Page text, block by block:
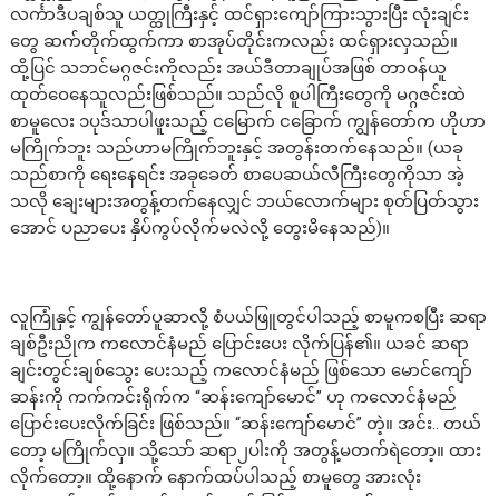
လင်္ကာဒီပချစ်သူ ယတ္ထုကြီးနှင့် ထင်ရှားကျော်ကြားသွားပြီး လုံးချင်း
တွေ ဆက်တိုက်ထွက်ကာ စာအုပ်တိုင်းကလည်း ထင်ရှားလှသည်။
ထို့ပြင် သဘင်မဂ္ဂဇင်းကိုလည်း အယ်ဒီတာချုပ်အဖြစ် တာဝန်ယူ
ထုတ်ဝေနေသူလည်းဖြစ်သည်။ သည်လို စူပါကြီးတွေကို မဂ္ဂဇင်းထဲ
စာမူလေး ၁ပုဒ်သာပါဖူးသည့် ငမြောက် ငခြောက် ကျွန်တော်က ဟိုဟာ
မကြိုက်ဘူး သည်ဟာမကြိုက်ဘူးနှင့် အတွန်းတက်နေသည်။ (ယခု
သည်စာကို ရေးနေရင်း အခုခေတ် စာပေဆယ်လီကြီးတွေကိုသာ အဲ့
သလို ချေးများအတွန့်တက်နေလျှင် ဘယ်လောက်များ စုတ်ပြတ်သွား
အောင် ပညာပေး နှိပ်ကွပ်လိုက်မလဲလို့ တွေးမိနေသည်)။
လူကြုံနှင့် ကျွန်တော်ပူဆာလို့ စံပယ်ဖြူတွင်ပါသည့် စာမူကစပြီး ဆရာ
ချစ်ဦးညိုက ကလောင်နံမည် ပြောင်းပေး လိုက်ပြန်၏။ ယခင် ဆရာ
ချင်းတွင်းချစ်သွေး ပေးသည့် ကလောင်နံမည် ဖြစ်သော မောင်ကျော်
ဆန်းကို ကက်ကင်းရိုက်က “ဆန်းကျော်မောင်” ဟု ကလောင်နံမည်
ပြောင်းပေးလိုက်ခြင်း ဖြစ်သည်။ “ဆန်းကျော်မောင်” တဲ့။ အင်း.. တယ်
တော့ မကြိုက်လှ။ သို့သော် ဆရာ၂ပါးကို အတွန့်မတက်ရဲတော့။ ထား
လိုက်တော့။ ထို့နောက် နောက်ထပ်ပါသည့် စာမူတွေ အားလုံး